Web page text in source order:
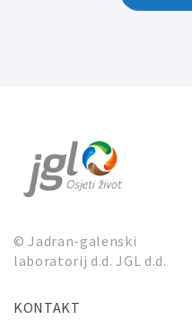
© Jadran-galenski
laboratorij d.d. JGL d.d.
KONTAKT